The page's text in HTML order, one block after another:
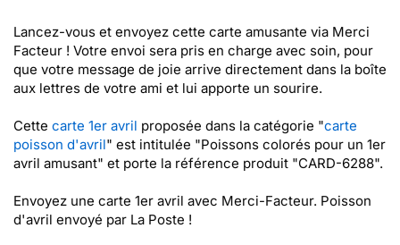
Lancez-vous et envoyez cette carte amusante via Merci
Facteur ! Votre envoi sera pris en charge avec soin, pour
que votre message de joie arrive directement dans la boîte
aux lettres de votre ami et lui apporte un sourire.
Cette carte 1er avril proposée dans la catégorie "carte
poisson d'avril" est intitulée "Poissons colorés pour un 1er
avril amusant" et porte la référence produit "CARD-6288".
Envoyez une carte 1er avril avec Merci-Facteur. Poisson
d'avril envoyé par La Poste !